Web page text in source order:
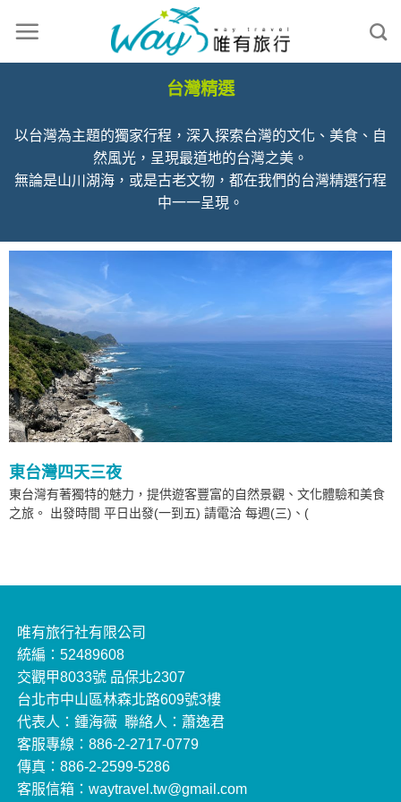
台灣精選
以台灣為主題的獨家行程，深入探索台灣的文化、美食、自
然風光，呈現最道地的台灣之美。
無論是山川湖海，或是古老文物，都在我們的台灣精選行程
中一一呈現。
東台灣四天三夜
東台灣有著獨特的魅力，提供遊客豐富的自然景觀、文化體驗和美食
之旅。 出發時間 平日出發(一到五) 請電洽 每週(三)、(
唯有旅行社有限公司
統編：52489608
交觀甲8033號 品保北2307
台北市中山區林森北路609號3樓
代表人：鍾海薇 聯絡人：蕭逸君
客服專線：886-2-2717-0779
傳真：886-2-2599-5286
客服信箱：waytravel.tw@gmail.com